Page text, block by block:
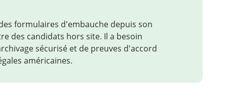
formulaires d'embauche depuis son
des candidats hors site. Il a besoin
sécurisé et de preuves d'accord
américaines.